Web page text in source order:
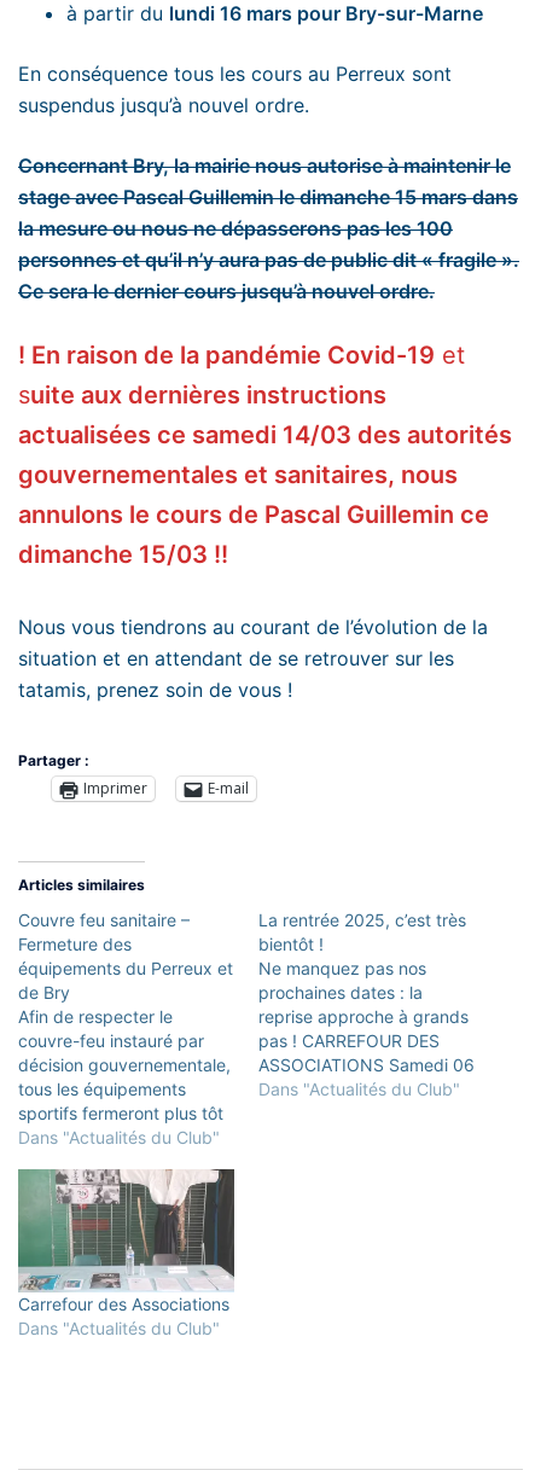
à partir du lundi 16 mars pour Bry-sur-Marne
En conséquence tous les cours au Perreux sont
suspendus jusqu’à nouvel ordre.
Concernant Bry, la mairie nous autorise à maintenir le
stage avec Pascal Guillemin le dimanche 15 mars dans
la mesure ou nous ne dépasserons pas les 100
personnes et qu’il n’y aura pas de public dit « fragile ».
Ce sera le dernier cours jusqu’à nouvel ordre.
! En raison de la pandémie Covid-19 et
suite aux dernières instructions
actualisées ce samedi 14/03 des autorités
gouvernementales et sanitaires, nous
annulons le cours de Pascal Guillemin ce
dimanche 15/03 !!
Nous vous tiendrons au courant de l’évolution de la
situation et en attendant de se retrouver sur les
tatamis, prenez soin de vous !
Partager :
Imprimer E-mail
Articles similaires
Couvre feu sanitaire –
Fermeture des
équipements du Perreux et
de Bry
Afin de respecter le
couvre-feu instauré par
décision gouvernementale,
tous les équipements
sportifs fermeront plus tôt
à partir du samedi 17
ordre. Pour la Ville du
PERREUX à 20h30 Pour la
ville de BRY à 20h45 Plus
d'informations sur les sites
de la ville du Perreux et…
Dans "Actualités du Club"
La rentrée 2025, c’est très
bientôt !
Ne manquez pas nos
prochaines dates : la
reprise approche à grands
pas ! CARREFOUR DES
ASSOCIATIONS Samedi 06
septembre au
Dans "Actualités du Club"
Carrefour des Associations
Dans "Actualités du Club"